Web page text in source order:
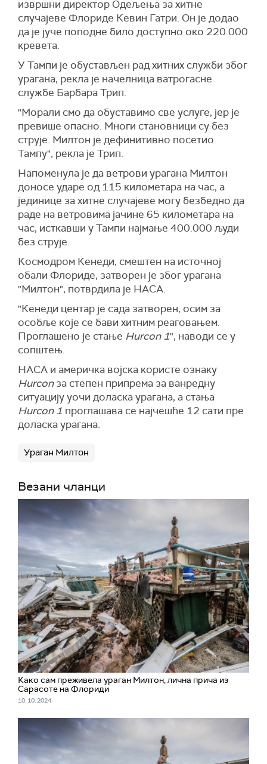
извршни директор Одељења за хитне
случајеве Флориде Кевин Гатри. Он је додао
да је јуче поподне било доступно око 220.000
кревета.
У Тампи је обустављен рад хитних служби због
урагана, рекла је начелница ватрогасне
службе Барбара Трип.
"Морали смо да обуставимо све услуге, јер је
превише опасно. Многи становници су без
струје. Милтон је дефинитивно посетио
Тампу", рекла је Трип.
Напоменула је да ветрови урагана Милтон
доносе ударе од 115 километара на час, а
јединице за хитне случајеве могу безбедно да
раде на ветровима јачине 65 километара на
час, исткавши у Тампи најмање 400.000 људи
без струје.
Космодром Кенеди, смештен на источној
обали Флориде, затворен је због урагана
"Милтон", потврдила је НАСА.
"Кенеди центар је сада затворен, осим за
особље које се бави хитним реаговањем.
Проглашено је стање Hurcon 1", наводи се у
сопштењ.
НАСА и америчка војска користе ознаку
Hurconза степен припрема за ванредну
ситуацију уочи доласка урагана, а стања
Hurcon 1 проглашава се најчешће 12 сати пре
доласка урагана.
Ураган Милтон
Везани чланци
Како сам преживела ураган Милтон, лична прича из
Сарасоте на Флориди
10. 10. 2024.